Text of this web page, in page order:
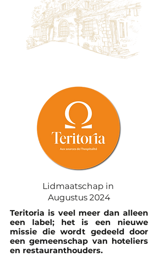
Lidmaatschap in
Augustus 2024
Teritoria is veel meer dan alleen
een label; het is een nieuwe
missie die wordt gedeeld door
een gemeenschap van hoteliers
en restauranthouders.